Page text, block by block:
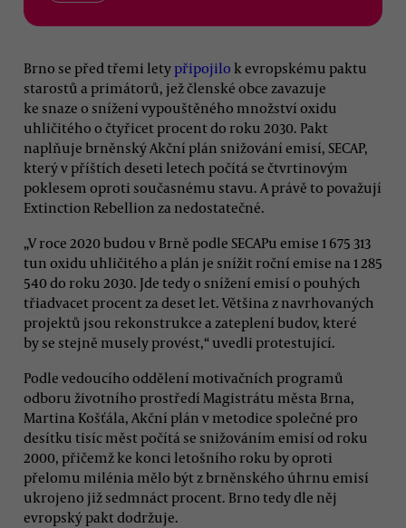
Brno se před třemi lety připojilo k evropskému paktu
starostů a primátorů, jež členské obce zavazuje
ke snaze o snížení vypouštěného množství oxidu
uhličitého o čtyřicet procent do roku 2030. Pakt
naplňuje brněnský Akční plán snižování emisí, SECAP,
který v příštích deseti letech počítá se čtvrtinovým
poklesem oproti současnému stavu. A právě to považují
Extinction Rebellion za nedostatečné.
„V roce 2020 budou v Brně podle SECAPu emise 1 675 313
tun oxidu uhličitého a plán je snížit roční emise na 1 285
540 do roku 2030. Jde tedy o snížení emisí o pouhých
třiadvacet procent za deset let. Většina z navrhovaných
projektů jsou rekonstrukce a zateplení budov, které
by se stejně musely provést,“ uvedli protestující.
Podle vedoucího oddělení motivačních programů
odboru životního prostředí Magistrátu města Brna,
Martina Košťála, Akční plán v metodice společné pro
desítku tisíc měst počítá se snižováním emisí od roku
2000, přičemž ke konci letošního roku by oproti
přelomu milénia mělo být z brněnského úhrnu emisí
ukrojeno již sedmnáct procent. Brno tedy dle něj
evropský pakt dodržuje.